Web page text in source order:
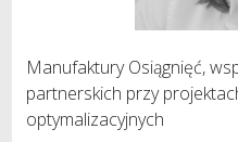
Manufaktury Osiągnięć,
partnerskich przy
optymalizacyjnych